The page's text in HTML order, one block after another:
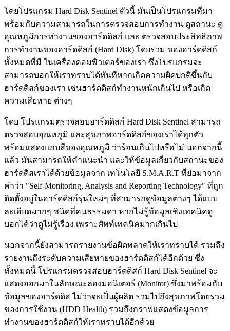
โดยโปรแกรม Hard Disk Sentinel ตัวนี้ มันเป็นโปรแกรมที่มา
พร้อมกับความสามารถในการตรวจสอบการทำงาน ดูสถานะ ดู
อุณหภูมิการทำงานของฮาร์ดดิสก์ และ ตรวจสอบประสิทธิภาพ
การทำงานของฮาร์ดดิสก์ (Hard Disk) โดยรวม ของฮาร์ดดิสก์
ทั้งหมดที่มี ในเครื่องคอมพิวเตอร์ของเรา ซึ่งโปรแกรมจะ
สามารถบอกให้เราทราบได้ทันทีหากเกิดความผิดปกติขึ้นกับ
ฮาร์ดดิสก์ของเรา เช่นฮาร์ดดิสก์ทำงานหนักเกินไป หรือเกิด
ความเสียหาย ต่างๆ
โดย โปรแกรมตรวจสอบฮาร์ดดิสก์ Hard Disk Sentinel สามารถ
ตรวจสอบอุณหภูมิ และสุขภาพฮาร์ดดิสก์ของเราได้ทุกตัว
พร้อมแสดงแถบสีของอุณหภูมิ ว่าร้อนเกินไปหรือไม่ นอกจากนี้
แล้ว มันสามารถให้คำแนะนำ และให้ข้อมูลเกี่ยวกับสถานะของ
ฮาร์ดดิสเราได้ด้วยข้อมูลจาก เทโนโลยี S.M.A.R.T ที่ย่อมาจาก
คำว่า "Self-Monitoring, Analysis and Reporting Technology" ที่ถูก
ติดตั้งอยู่ในฮาร์ดดิสก์รุ่นใหม่ๆ ที่สามารถดูข้อมูลต่างๆ ได้แบบ
ละเอียดมากๆ ชนิดที่คนธรรมดา หากไม่รู้ข้อมูลเชิงเทคนิคดู
บอกได้ว่าดูไม่รู้เรื่อง เพราะศัพท์เทคนิคมากเกินไป
นอกจากนี้ยังสามารถรายงานข้อผิดพลาดให้เราทราบได้ รวมถึง
รายงานถึงระดับความเสียหายของฮาร์ดดิสก์ได้อีกด้วย ซึ่ง
ทั้งหมดนี้ โปรแกรมตรวจสอบฮาร์ดดิสก์ Hard Disk Sentinel จะ
แสดงออกมาในลักษณะลองมอนิเตอร์ (Monitor) ซึ่งมาพร้อมกับ
ข้อมูลของฮาร์ดดิส ไม่ว่าจะเป็นผู้ผลิต รวมไปถึงสุขภาพโดยรวม
ของการใช้งาน (HDD Health) รวมถึงกราฟแสดงข้อมูลการ
ทำงานของฮาร์ดดิสก์ให้เราทราบได้อีกด้วย